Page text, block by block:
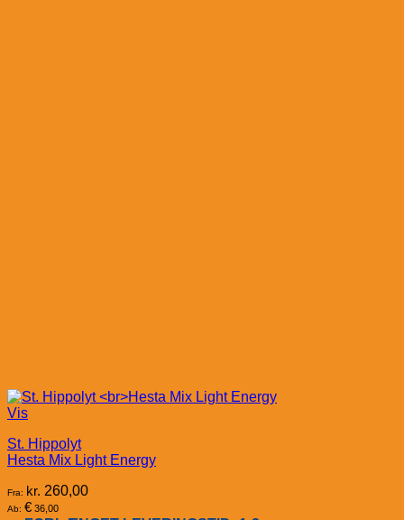
Vis
St. Hippolyt
Hesta Mix Light Energy
Fra: kr. 260,00
Ab: € 36,00